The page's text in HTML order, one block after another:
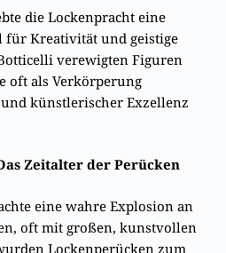
die Lockenpracht eine
für Kreativität und geistige
verewigten Figuren
oft als Verkörperung
künstlerischer Exzellenz
Zeitalter der Perücken
eine wahre Explosion an
oft mit großen, kunstvollen
Lockenperücken zum